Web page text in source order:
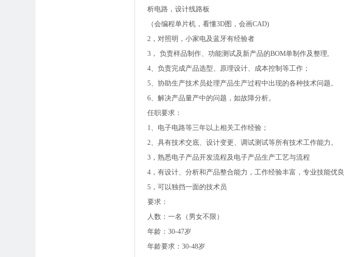
析电路，设计线路板
（会编程单片机，看懂3D图，会画CAD)
2，对照明，小家电及蓝牙有经验者
3， 负责样品制作、功能测试及新产品的BOM单制作及整理,
4、负责完成产品选型、原理设计、成本控制等工作；
5、协助生产技术员处理产品生产过程中出现的各种技术问题。
6、解决产品量产中的问题，如故障分析。
任职要求：
1、电子电路等三年以上相关工作经验；
2、具有技术交底、设计变更、调试测试等所有技术工作能力。
3，熟悉电子产品开发流程及电子产品生产工艺与流程
4，有设计、分析和产品整合能力，工作经验丰富，专业技能优良
5，可以独挡一面的技术员
要求：
人数：一名（男女不限）
年龄：30-47岁
年龄要求：30-48岁